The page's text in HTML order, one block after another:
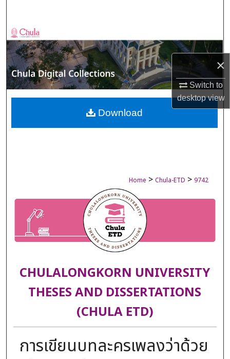
×
Switch to
desktopview
Browse Collections
My Account
About
Digital Commons Network™
Home > Chula-ETD > 9742
CHULALONGKORN UNIVERSITY
THESES AND DISSERTATIONS
(CHULA ETD)
การเขียนบทละครเพลงว่าด้วย
Download